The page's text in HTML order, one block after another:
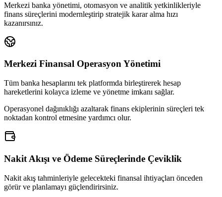
Merkezi banka yönetimi, otomasyon ve analitik yetkinlikleriyle
finans süreçlerini modernleştirip stratejik karar alma hızı
kazanırsınız.
Merkezi Finansal Operasyon Yönetimi
Tüm banka hesaplarını tek platformda birleştirerek hesap
hareketlerini kolayca izleme ve yönetme imkanı sağlar.
Operasyonel dağınıklığı azaltarak finans ekiplerinin süreçleri tek
noktadan kontrol etmesine yardımcı olur.
Nakit Akışı ve Ödeme Süreçlerinde Çeviklik
Nakit akış tahminleriyle gelecekteki finansal ihtiyaçları önceden
görür ve planlamayı güçlendirirsiniz.